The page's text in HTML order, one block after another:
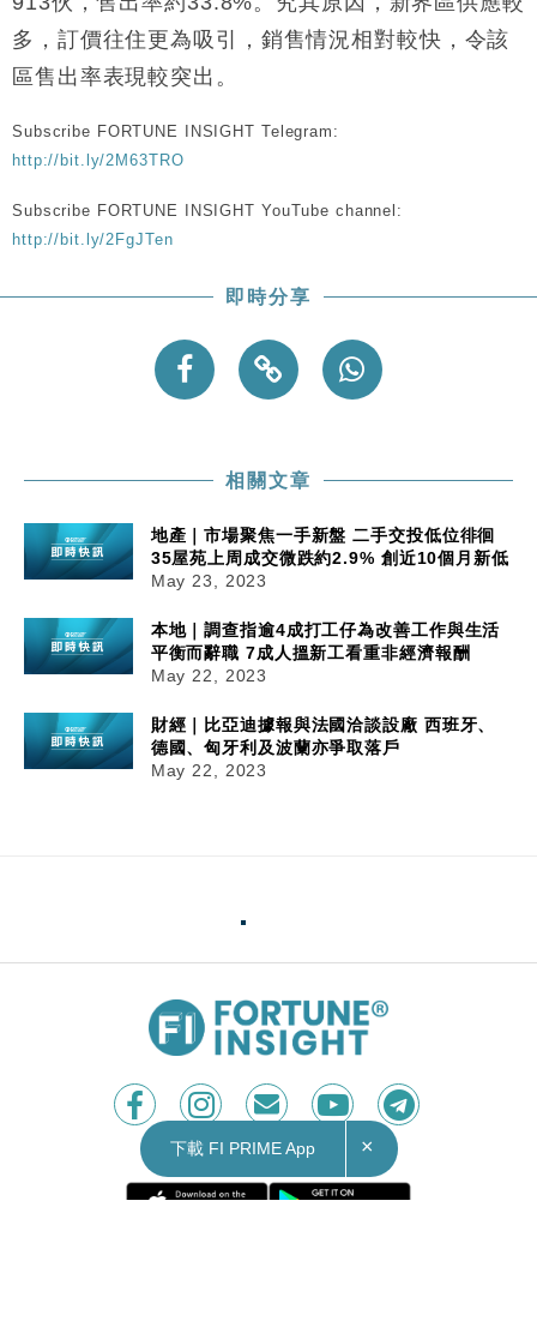
15:59
財經｜SA售股自救後再出手 斥4億美元押注未上市公
司
多，訂價往住更為吸引，銷售情況相對較快，令該
區售出率表現較突出。
Subscribe FORTUNE INSIGHT Telegram:
http://bit.ly/2M63TRO
Subscribe FORTUNE INSIGHT YouTube channel:
http://bit.ly/2FgJTen
即時分享
相關文章
地產｜市場聚焦一手新盤 二手交投低位徘徊
35屋苑上周成交微跌約2.9% 創近10個月新低
May 23, 2023
本地｜調查指逾4成打工仔為改善工作與生活
平衡而辭職 7成人搵新工看重非經濟報酬
May 22, 2023
財經｜比亞迪據報與法國洽談設廠 西班牙、
德國、匈牙利及波蘭亦爭取落戶
May 22, 2023
下載 FI PRIME App ×